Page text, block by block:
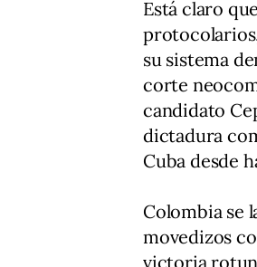
Está claro
su sistema
corte
candidato
dictadura
Cuba desde
Colombia se
movedizos
victoria